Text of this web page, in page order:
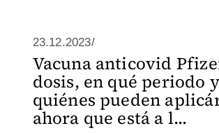
23.12.2023/
Vacuna anticovid
dosis, en qué periodo y
quiénes pueden
ahora que está a l...